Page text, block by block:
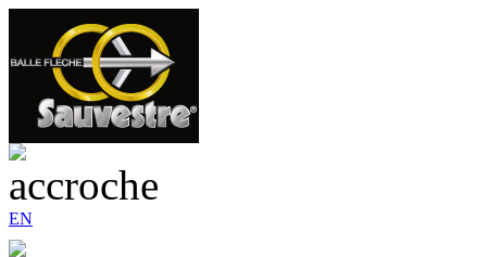
EN